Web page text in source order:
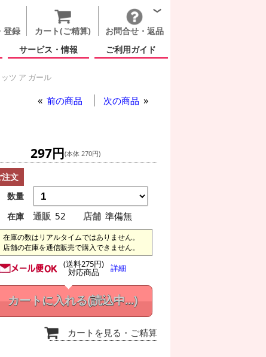
登録 カート(ご精算)
お問合せ・返品
サービス・情報 ご利用ガイド
ツ ア ガール
前の商品 次の商品
297円(本体 270円)
注文
数量
在庫
通販 52 店舗 準備無
在庫の数はリアルタイムではありません。
店舗の在庫を通信販売で購入できません。
(送料275円)
対応商品 詳細
カートに入れる(読込中...)
カートを見る ・ご精算